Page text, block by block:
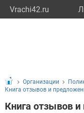
Vrachi42.ru
Организации
Книга отзывов и
Книга отзывов